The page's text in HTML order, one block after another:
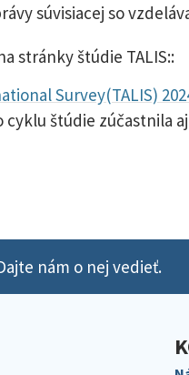
súvisiacej so
stránky štúdie TALIS::
Survey(TALIS)
štúdie zúčastnila
nám o nej vedieť.